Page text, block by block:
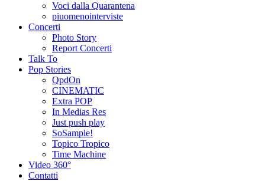
Voci dalla Quarantena
piuomenointerviste
Concerti
Photo Story
Report Concerti
Talk To
Pop Stories
QpdOn
CINEMATIC
Extra POP
In Medias Res
Just push play
SoSample!
Topico Tropico
Time Machine
Video 360°
Contatti